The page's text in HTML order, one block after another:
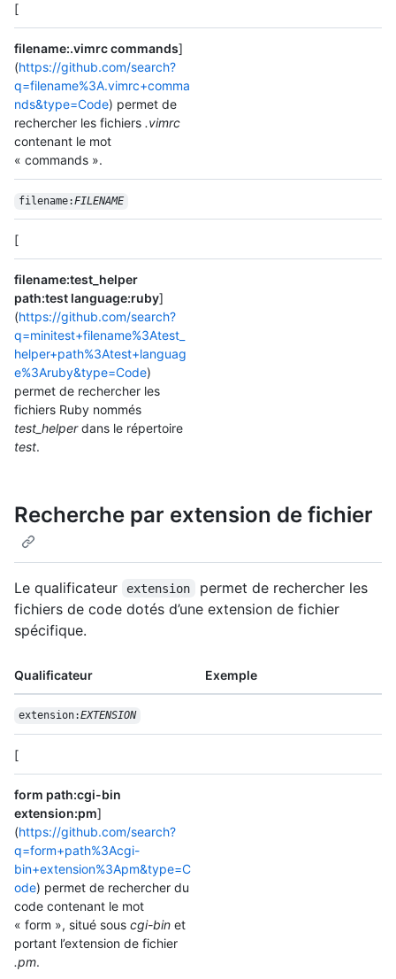
[
filename:.vimrc commands]
(https://github.com/search?
q=filename%3A.vimrc+comma
nds&type=Code) permet de
rechercher les fichiers .vimrc
contenant le mot
« commands ».
filename:FILENAME
[
filename:test_helper
path:test language:ruby]
(https://github.com/search?
q=minitest+filename%3Atest_
helper+path%3Atest+languag
e%3Aruby&type=Code)
permet de rechercher les
fichiers Ruby nommés
test_helperdans le répertoire
test.
Recherche par extension de fichier
Le qualificateur extension
permet de rechercher les
fichiers de code dotés d’une extension de fichier
spécifique.
Qualificateur Exemple
extension:EXTENSION
[
form path:cgi-bin
extension:pm]
(https://github.com/search?
q=form+path%3Acgi-
bin+extension%3Apm&type=C
ode) permet de rechercher du
code contenant le mot
« form », situé sous cgi-bin et
portant l’extension de fichier
.pm.